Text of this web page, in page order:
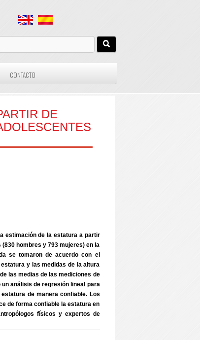
CONTACTO
DE
estimación de la estatura a partir
hombres y 793 mujeres) en la
se tomaron de acuerdo con el
y las medidas de la altura
las medias de las mediciones de
análisis de regresión lineal para
de manera confiable. Los
de forma confiable la estatura en
físicos y expertos de